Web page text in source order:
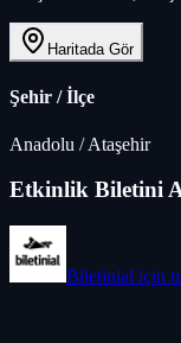
Haritada Gör
Şehir / İlçe
Anadolu /Ataşehir
Etkinlik Biletini
Biletinial için